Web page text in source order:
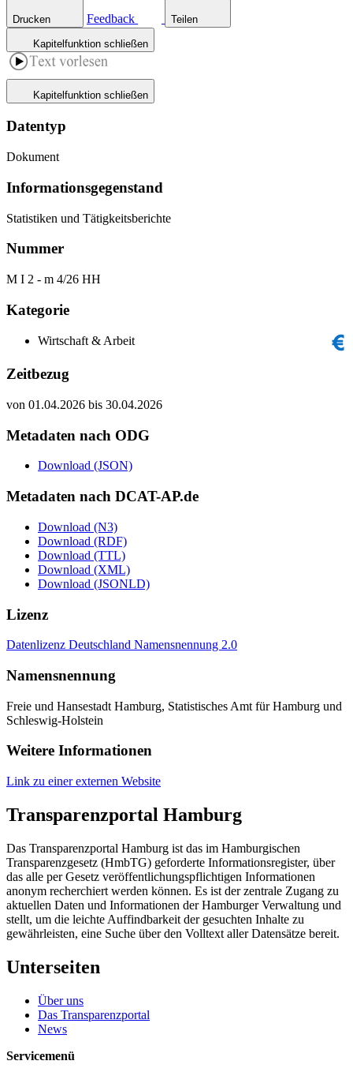
Drucken Feedback Teilen
Kapitelfunktion schließen
Kapitelfunktion schließen
Datentyp
Dokument
Informations­gegenstand
Statistiken und Tätigkeitsberichte
Nummer
M I 2 - m 4/26 HH
Kategorie
Wirtschaft & Arbeit
Zeitbezug
von 01.04.2026 bis 30.04.2026
Metadaten nach ODG
Download (JSON)
Metadaten nach DCAT-AP.de
Download (N3)
Download (RDF)
Download (TTL)
Download (XML)
Download (JSONLD)
Lizenz
Datenlizenz Deutschland Namensnennung 2.0
Namensnennung
Freie und Hansestadt Hamburg, Statistisches Amt für Hamburg und
Schleswig-Holstein
Weitere Informationen
Link zu einer externen Website
Transparenzportal Hamburg
Das Transparenzportal Hamburg ist das im Hamburgischen
Transparenzgesetz (HmbTG) geforderte Informationsregister, über
das alle per Gesetz veröffentlichungspflichtigen Informationen
anonym recherchiert werden können. Es ist der zentrale Zugang zu
aktuellen Daten und Informationen der Hamburger Verwaltung und
stellt, um die leichte Auffindbarkeit der gesuchten Inhalte zu
gewährleisten, eine Suche über den Volltext aller Datensätze bereit.
Unterseiten
Über uns
Das Transparenzportal
News
Servicemenü